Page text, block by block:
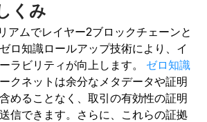
くみ
アムでレイヤー2ブロックチェーンと
ゼロ知識ロールアップ技術により、イ
ラビリティが向上します。 ゼロ知識
クネットは余分なメタデータや証明
めることなく、取引の有効性の証明
信できます。さらに、これらの証拠